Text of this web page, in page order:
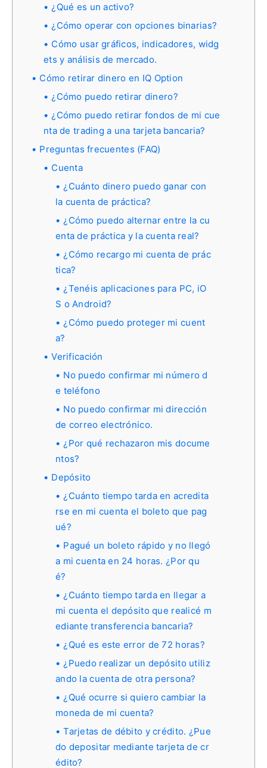
¿Qué es un activo?
¿Cómo operar con opciones binarias?
Cómo usar gráficos, indicadores, widg
ets y análisis de mercado.
Cómo retirar dinero en IQ Option
¿Cómo puedo retirar dinero?
¿Cómo puedo retirar fondos de mi cue
nta de trading a una tarjeta bancaria?
Preguntas frecuentes (FAQ)
Cuenta
¿Cuánto dinero puedo ganar con
la cuenta de práctica?
¿Cómo puedo alternar entre la cu
enta de práctica y la cuenta real?
¿Cómo recargo mi cuenta de prác
tica?
¿Tenéis aplicaciones para PC, iO
S o Android?
¿Cómo puedo proteger mi cuent
a?
Verificación
No puedo confirmar mi número d
e teléfono
No puedo confirmar mi dirección
de correo electrónico.
¿Por qué rechazaron mis docume
ntos?
Depósito
¿Cuánto tiempo tarda en acredita
rse en mi cuenta el boleto que pag
ué?
Pagué un boleto rápido y no llegó
a mi cuenta en 24 horas. ¿Por qu
é?
¿Cuánto tiempo tarda en llegar a
mi cuenta el depósito que realicé m
ediante transferencia bancaria?
¿Qué es este error de 72 horas?
¿Puedo realizar un depósito utiliz
ando la cuenta de otra persona?
¿Qué ocurre si quiero cambiar la
moneda de mi cuenta?
Tarjetas de débito y crédito. ¿Pue
do depositar mediante tarjeta de cr
édito?